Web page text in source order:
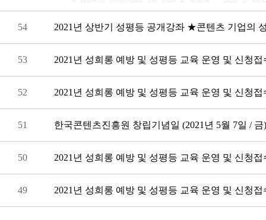
54
53 2021년 성희롱 예방 및 성평등 교육 운영 및 신청
52 2021년 성희롱 예방 및 성평등 교육 운영 및 신청
51 한국콘텐츠진흥원 창립기념일 (2021년 5월 7일 /
50 2021년 성희롱 예방 및 성평등 교육 운영 및 신청
49 2021년 성희롱 예방 및 성평등 교육 운영 및 신청